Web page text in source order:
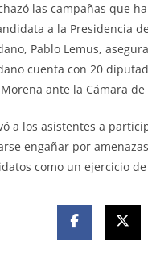
las campañas que
a la Presidencia
Pablo Lemus,
cuenta con 20
ante la Cámara de
a los asistentes a
engañar por
como un ejercicio